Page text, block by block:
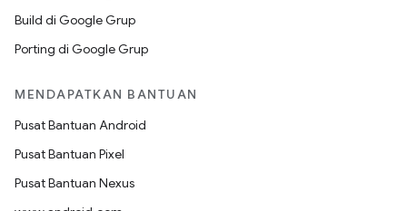
Build di Google Grup
Porting di Google Grup
MENDAPATKAN BANTUAN
Pusat Bantuan Android
Pusat Bantuan Pixel
Pusat Bantuan Nexus